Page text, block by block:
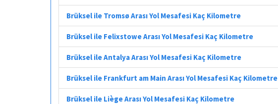
Brüksel ile Tromsø Arası Yol Mesafesi Kaç Kilometre
Brüksel ile Felixstowe Arası Yol Mesafesi Kaç Kilometre
Brüksel ile Antalya Arası Yol Mesafesi Kaç Kilometre
Brüksel ile Frankfurt am Main Arası Yol Mesafesi Kaç Kilometre
Brüksel ile Liège Arası Yol Mesafesi Kaç Kilometre